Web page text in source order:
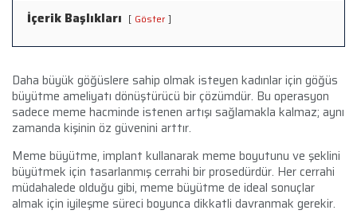
İçerik Başlıkları Göster
Daha büyük göğüslere sahip olmak isteyen kadınlar için göğüs
büyütme ameliyatı dönüştürücü bir çözümdür. Bu operasyon
sadece meme hacminde istenen artışı sağlamakla kalmaz; aynı
zamanda kişinin öz güvenini arttır.
Meme büyütme, implant kullanarak meme boyutunu ve şeklini
büyütmek için tasarlanmış cerrahi bir prosedürdür. Her cerrahi
müdahalede olduğu gibi, meme büyütme de ideal sonuçlar
almak için iyileşme süreci boyunca dikkatli davranmak gerekir.